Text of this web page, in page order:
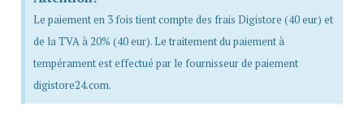
Le paiement en 3 fois tient compte des frais Digistore (40 eur) et
de la TVA à 20% (40 eur). Le traitement du paiement à
tempérament est effectué par le fournisseur de paiement
digistore24.com.